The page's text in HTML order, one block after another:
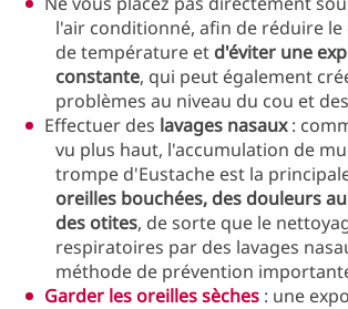
l'air conditionné, afin de réduire
de température et d'éviter une
constante, qui peut également
problèmes au niveau du cou et des
Effectuer des lavages nasaux:
vu plus haut, l'accumulation de
trompe d'Eustache est la
oreilles bouchées, des douleurs
des otites, de sorte que le
respiratoires par des lavages
méthode de prévention
Garder les oreilles sèches : une